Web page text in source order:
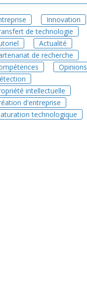
Innovation
de technologie
Actualité
de recherche
Opinions
intellectuelle
d'entreprise
technologique